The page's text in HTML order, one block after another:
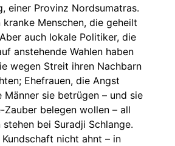
einer Provinz Nordsumatras.
kranke Menschen, die geheilt
auch lokale Politiker, die
anstehende Wahlen haben
wegen Streit ihren Nachbarn
Ehefrauen, die Angst
Männer sie betrügen – und sie
Zauber belegen wollen – all
bei Suradji Schlange.
nicht ahnt – in